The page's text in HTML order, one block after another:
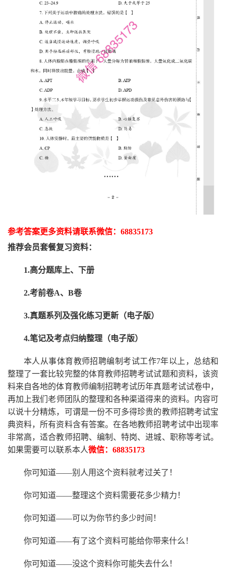
参考答案更多资料请联系微信： 68835173
推荐会员套餐复习资料：
1.高分题库上、下册
2.考前卷A、B卷
3.真题系列及强化练习更新（电子版）
4.笔记及考点归纳整理（电子版）
本人从事体育教师招聘编制考试工作7年以上，总结和
整理了一套比较完整的体育教师招聘考试试题和资料，该资
料来自各地的体育教师编制招聘考试历年真题考试试卷中，
再加上我们老师 团队的整理和各种渠道得来的资料。内容可
以说十分精炼，可谓是一份不可多得珍贵的教师招聘考试宝
典资料，所有资料含有答案。在各地教师招聘考试中出现率
非常高，适合教师招聘、编制、特岗、进城、职称等考试。
如果需要可以联系本人微信： 68835173
你可知道——别人用这个资料就考过关了！
你可知道——整理这个资料需要花多少精力 ！
你可知道——可以为你节约多少时间！
你可知道——有了这个资料可能给你带来什么！
你可知道——没这个资料你可能失去什么 ！